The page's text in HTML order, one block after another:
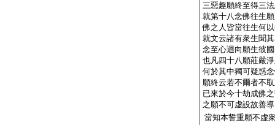
三惡趣願終至得三
就第十八念佛往生
佛之人皆當往生何
就文云諸有衆生聞
念至心迴向願生彼
也凡四十八願莊嚴
何於其中獨可疑惑
願終云若不爾者不
已來於今十劫成佛
之願不可虚設故善
當知本誓重願不虚